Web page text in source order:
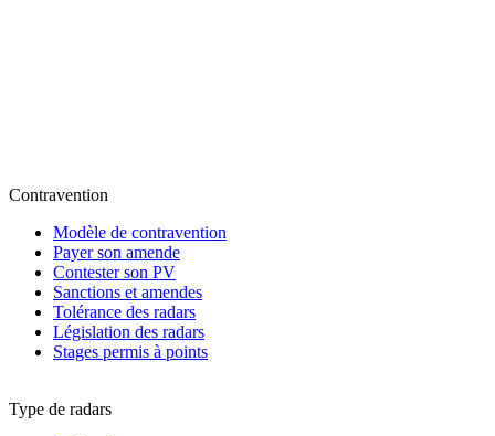
Contravention
Modèle de contravention
Payer son amende
Contester son PV
Sanctions et amendes
Tolérance des radars
Législation des radars
Stages permis à points
Type de radars